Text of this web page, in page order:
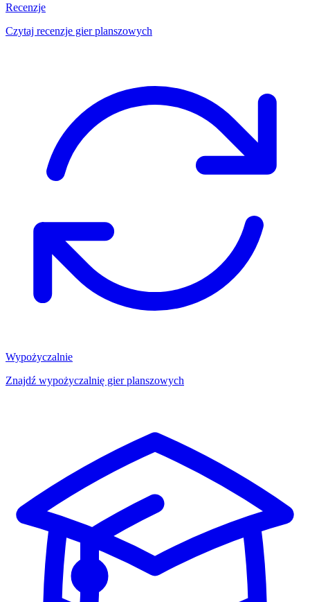
Recenzje
Czytaj recenzje gier planszowych
Wypożyczalnie
Znajdź wypożyczalnię gier planszowych